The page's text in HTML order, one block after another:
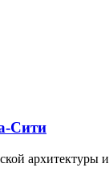
Сити
архитектуры